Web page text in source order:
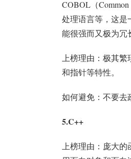
COBOL（
处理语言等，这是
能很强而又极为冗
上榜理由：极其
和指针等特性。
如何避免：不要去
5.C++
上榜理由：庞大